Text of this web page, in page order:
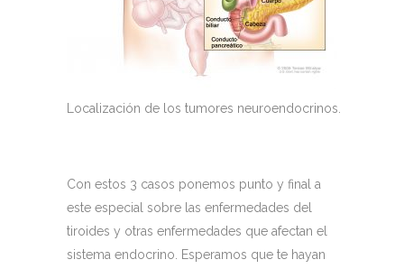
Localización de los tumores neuroendocrinos.
Con estos 3 casos ponemos punto y final a
este especial sobre las enfermedades del
tiroides y otras enfermedades que afectan el
sistema endocrino. Esperamos que te hayan